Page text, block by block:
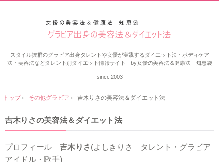
スタイル抜群のグラビア出身タレントや女優が実践するダイエット法・ボディケア
法・美容法などタレント別ダイエット情報サイト by女優の美容法＆健康法 知恵袋
since.2003
トップ› その他グラビア › 吉木りさの美容法＆ダイエット法
吉木りさの美容法＆ダイエット法
プロフィール 吉木りさ(よしきりさ タレント・グラビア
アイドル・歌手)